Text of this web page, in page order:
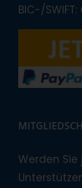
BIC-/SWIFT:
Werden